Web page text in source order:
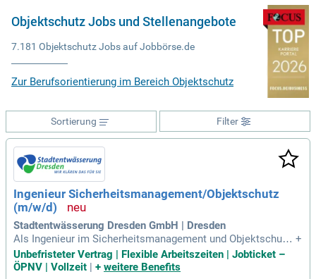
Objektschutz Jobs und Stellenangebote
7.181 Objektschutz Jobs auf Jobbörse.de
Zur Berufsorientierung im Bereich Objektschutz
Filter
Sortierung
Ingenieur Sicherheitsmanagement/Objektschutz
(m/w/d)
Stadtentwässerung Dresden GmbH | Dresden
Als Ingenieur im Sicherheitsmanagement und Objektschutz
(m/w/d) sind Sie verantwortlich für die Entwicklung und Um
setzung unternehmensweiter Sicherheitsstandards. Ihre Exp
+
Unbefristeter Vertrag | Flexible Arbeitszeiten | Jobticket –
ÖPNV | Vollzeit | + weitere Benefits